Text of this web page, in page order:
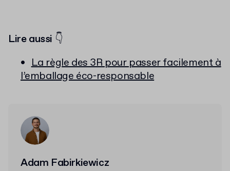
Lire aussi 👇
La règle des 3R pour passer facilement à
l’emballage éco-responsable
Adam Fabirkiewicz